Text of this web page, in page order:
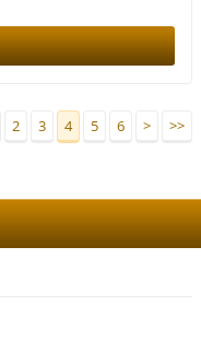
2 3 4 5 6 > >>